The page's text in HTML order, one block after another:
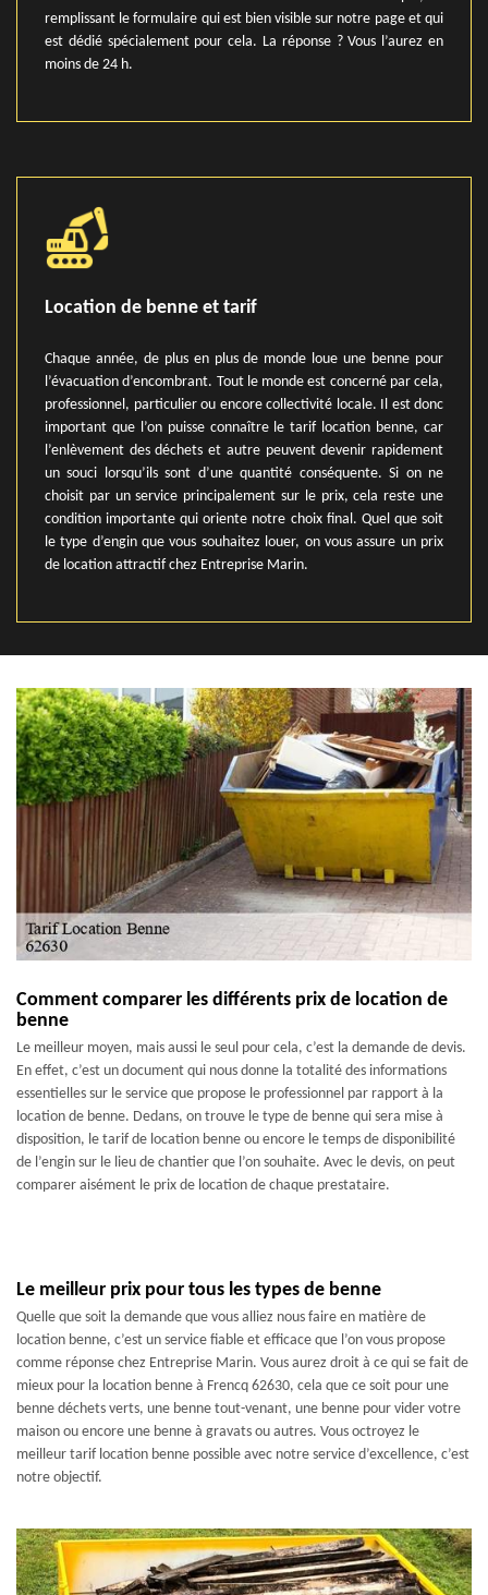
remplissant le formulaire qui est bien visible sur notre page et qui
est dédié spécialement pour cela. La réponse ? Vous l’aurez en
moins de 24 h.
Location de benne et tarif
Chaque année, de plus en plus de monde loue une benne pour
l’évacuation d’encombrant. Tout le monde est concerné par cela,
professionnel, particulier ou encore collectivité locale. Il est donc
important que l’on puisse connaître le tarif location benne, car
l’enlèvement des déchets et autre peuvent devenir rapidement
un souci lorsqu’ils sont d’une quantité conséquente. Si on ne
choisit par un service principalement sur le prix, cela reste une
condition importante qui oriente notre choix final. Quel que soit
le type d’engin que vous souhaitez louer, on vous assure un prix
de location attractif chez Entreprise Marin.
Comment comparer les différents prix de location de
benne
Le meilleur moyen, mais aussi le seul pour cela, c’est la demande de devis.
En effet, c’est un document qui nous donne la totalité des informations
essentielles sur le service que propose le professionnel par rapport à la
location de benne. Dedans, on trouve le type de benne qui sera mise à
disposition, le tarif de location benne ou encore le temps de disponibilité
de l’engin sur le lieu de chantier que l’on souhaite. Avec le devis, on peut
comparer aisément le prix de location de chaque prestataire.
Le meilleur prix pour tous les types de benne
Quelle que soit la demande que vous alliez nous faire en matière de
location benne, c’est un service fiable et efficace que l’on vous propose
comme réponse chez Entreprise Marin. Vous aurez droit à ce qui se fait de
mieux pour la location benne à Frencq 62630, cela que ce soit pour une
benne déchets verts, une benne tout-venant, une benne pour vider votre
maison ou encore une benne à gravats ou autres. Vous octroyez le
meilleur tarif location benne possible avec notre service d’excellence, c’est
notre objectif.